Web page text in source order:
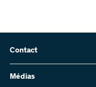
Contact
Fonds national suisse (FNS)
Wildhainweg 3
Médias